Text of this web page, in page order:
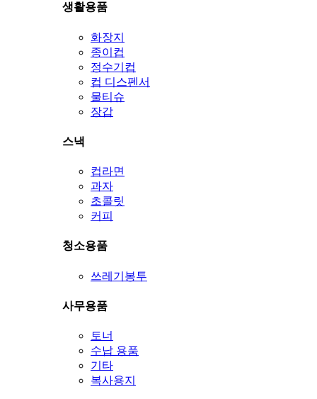
생활용품
화장지
종이컵
정수기컵
컵 디스펜서
물티슈
장갑
스낵
컵라면
과자
초콜릿
커피
청소용품
쓰레기봉투
사무용품
토너
수납 용품
기타
복사용지